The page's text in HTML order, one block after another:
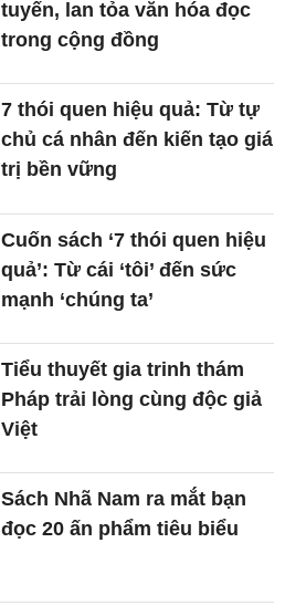
tuyến, lan tỏa văn hóa đọc
trong cộng đồng
7 thói quen hiệu quả: Từ tự
chủ cá nhân đến kiến tạo giá
trị bền vững
Cuốn sách ‘7 thói quen hiệu
quả’: Từ cái ‘tôi’ đến sức
mạnh ‘chúng ta’
Tiểu thuyết gia trinh thám
Pháp trải lòng cùng độc giả
Việt
Sách Nhã Nam ra mắt bạn
đọc 20 ấn phẩm tiêu biểu